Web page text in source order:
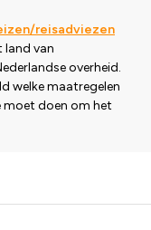
reisadviezen
land van
overheid.
welke maatregelen
moet doen om het